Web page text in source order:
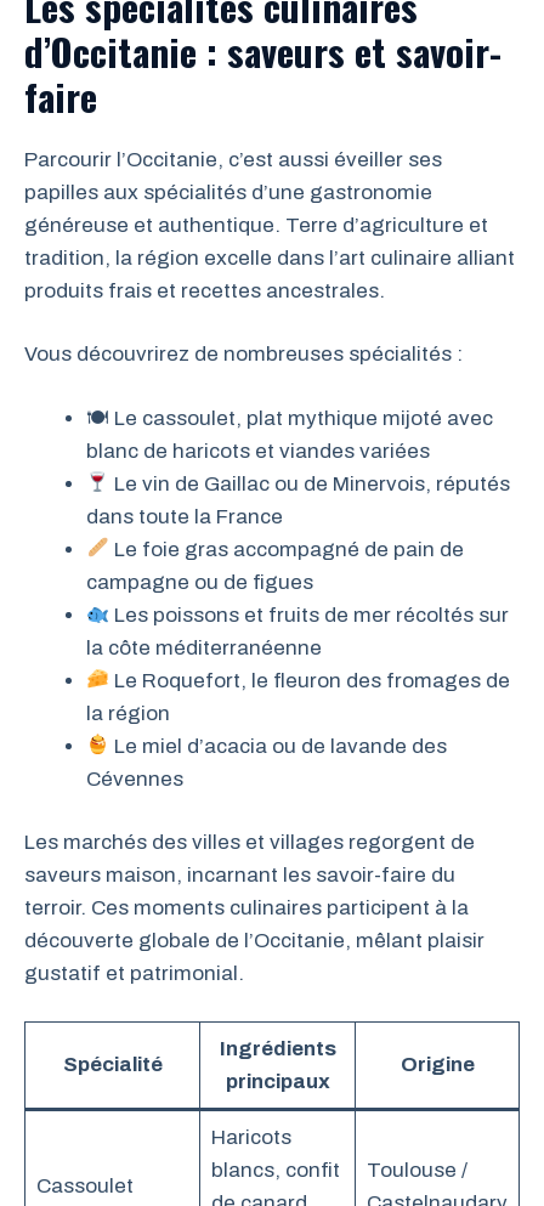
d’Occitanie : saveurs et savoir-
faire
Parcourir l’Occitanie, c’est aussi éveiller ses
papilles aux spécialités d’une gastronomie
généreuse et authentique. Terre d’agriculture et
tradition, la région excelle dans l’art culinaire alliant
produits frais et recettes ancestrales.
Vous découvrirez de nombreuses spécialités :
🍽 Le cassoulet, plat mythique mijoté avec
blanc de haricots et viandes variées
Le vin de Gaillac ou de Minervois, réputés
dans toute la France
Le foie gras accompagné de pain de
campagne ou de figues
Les poissons et fruits de mer récoltés sur
la côte méditerranéenne
Le Roquefort, le fleuron des fromages de
la région
Le miel d’acacia ou de lavande des
Cévennes
Les marchés des villes et villages regorgent de
saveurs maison, incarnant les savoir-faire du
terroir. Ces moments culinaires participent à la
découverte globale de l’Occitanie, mêlant plaisir
gustatif et patrimonial.
Spécialité
Ingrédients
principaux
Origine
Cassoulet
Haricots
blancs, confit
Toulouse /